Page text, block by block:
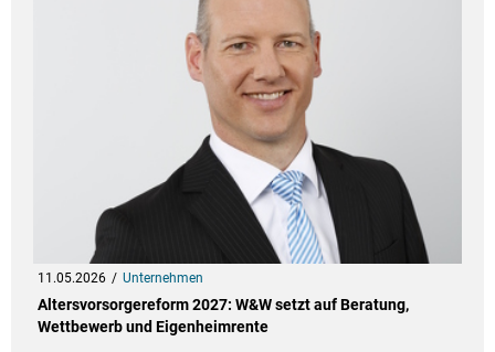
11.05.2026 Unternehmen
Altersvorsorgereform 2027: W&W setzt auf Beratung,
Wettbewerb und Eigenheimrente